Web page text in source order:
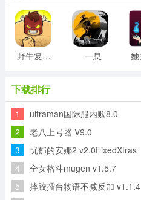
野牛复仇记 一息
下载排行
1 ultraman国际服内购8.0
2 老八上号器 V9.0
3 忧郁的安娜2 v2.0FixedXtras
4 全女格斗mugen v1.5.7
5 摔跤擂台物语不减反加 v1.1.4